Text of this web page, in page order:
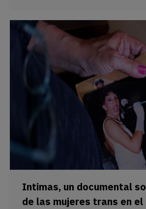
Intimas, un documental
de las mujeres trans en el